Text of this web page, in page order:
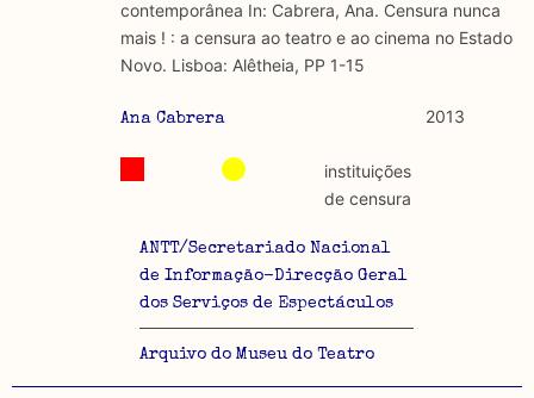
contemporânea In: Cabrera, Ana. Censura nunca
mais ! : a censura ao teatro e ao cinema no Estado
Novo. Lisboa: Alêtheia, PP 1-15
Ana Cabrera 2013
ANTT/Secretariado Nacional
de Informação-Direcção Geral
dos Serviços de Espectáculos
Arquivo do Museu do Teatro
instituições
de censura